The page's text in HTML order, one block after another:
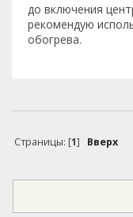
до включения
рекомендую
обогрева.
Страницы: [1] Вверх